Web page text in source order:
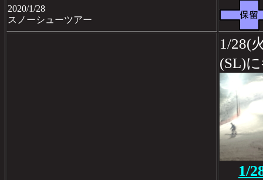
2020/1/28
スノーシューツアー
1/28(
(SL)
1/